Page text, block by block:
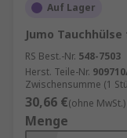
Auf Lager
Jumo
RS Best.-Nr. 548-7503
Herst. Teile-Nr.
Zwischensumme (1
30,66 €(ohne MwSt.)
Menge